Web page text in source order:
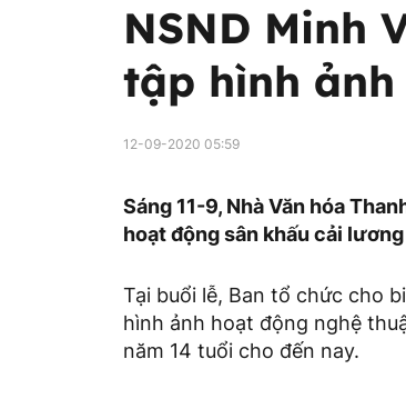
NSND Minh
tập hình
12-09-2020 05:59
Sáng 11-9, Nhà Văn hóa
hoạt động sân khấu cải
Tại buổi lễ, Ban tổ chức cho
hình ảnh hoạt động nghệ
năm 14 tuổi cho đến nay.